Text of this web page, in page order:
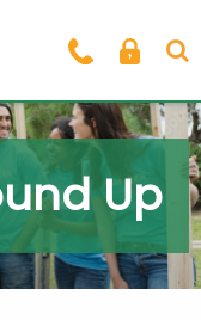
Up